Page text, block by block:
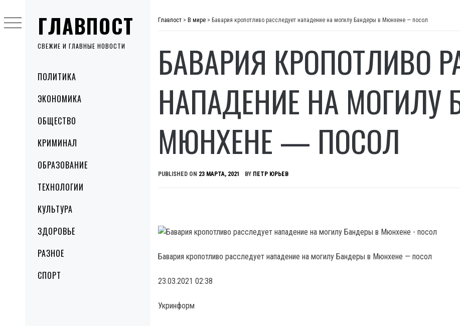
ГЛАВПОСТ
СВЕЖИЕ И ГЛАВНЫЕ НОВОСТИ
MenuПОЛИТИКА
ЭКОНОМИКА
ОБЩЕСТВО
КРИМИНАЛ
ОБРАЗОВАНИЕ
ТЕХНОЛОГИИ
КУЛЬТУРА
ЗДОРОВЬЕ
РАЗНОЕ
СПОРТ
to
content
Главпост > В мире > Бавария кропотливо расследует нападение на могилу Бандеры в Мюнхене — посол
БАВАРИЯ КРОПОТЛИВО
НАПАДЕНИЕ НА МОГИЛУ
МЮНХЕНЕ — ПОСОЛ
PUBLISHED ON 23 МАРТА, 2021 BY ПЕТР ЮРЬЕВ
Бавария кропотливо расследует нападение на могилу Бандеры в Мюнхене — посол
23.03.2021 02:38
Укринформ